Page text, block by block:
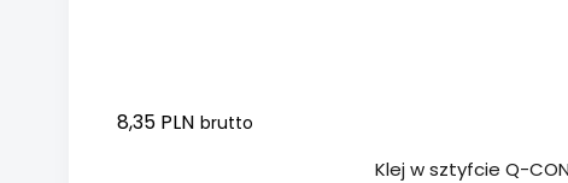
8,35 PLN brutto
Klej w sztyfcie Q-